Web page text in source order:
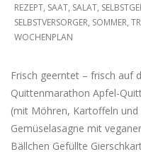
REZEPT, SAAT, SALAT,
SELBSTVERSORGER, SOMMER,
WOCHENPLAN
Frisch geerntet – frisch auf
Quittenmarathon Apfel-
(mit Möhren, Kartoffeln und
Gemüselasagne mit
Bällchen Gefüllte